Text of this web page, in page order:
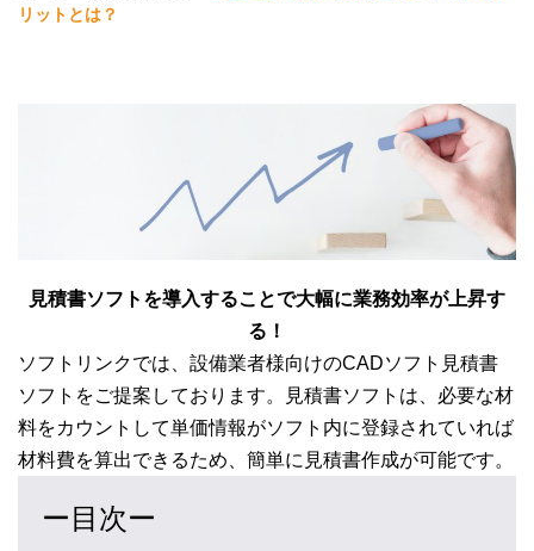
リットとは？
見積書ソフトを導入することで大幅に業務効率が上昇す
る！
ソフトリンクでは、設備業者様向けのCADソフト見積書
ソフトをご提案しております。見積書ソフトは、必要な材
料をカウントして単価情報がソフト内に登録されていれば
材料費を算出できるため、簡単に見積書作成が可能です。
ー目次ー